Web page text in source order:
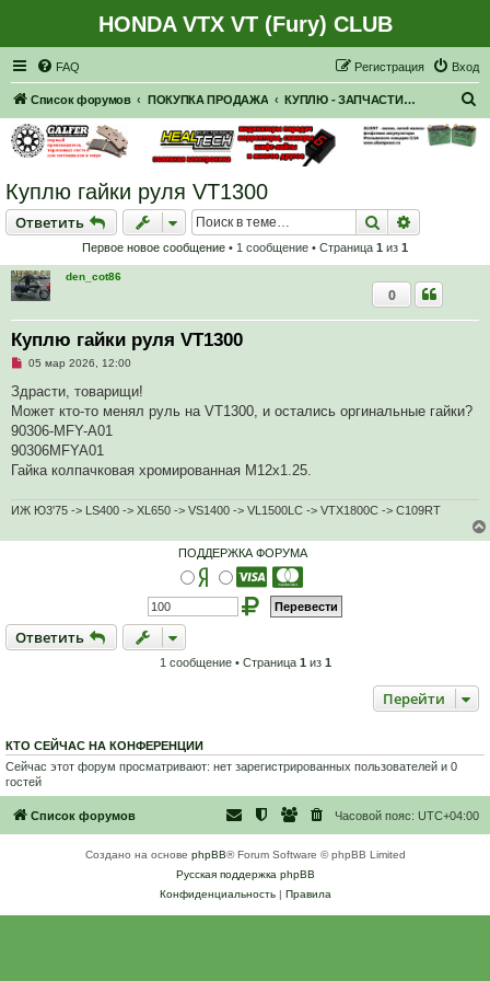
HONDA VTX VT (Fury) CLUB
FAQ Вход
Регистрация
Список форумов ПОКУПКА ПРОДАЖА КУПЛЮ - ЗАПЧАСТИ, НАВЕСНОЕ
Куплю гайки руля VT1300
Ответить
Ответить Поиск
Первое новое сообщение • 1 сообщение • Страница 1 из 1
den_cot86
Куплю гайки руля VT1300
0
Н
п
р
о
ч
т
а
о
и
е
05 мар 2026, 12:00
Здрасти, товарищи!
Может кто-то менял руль на VT1300, и остались оргинальные гайки?
90306-MFY-A01
90306MFYA01
Гайка колпачковая хромированная М12х1.25.
ИЖ Ю3'75 -> LS400 -> XL650 -> VS1400 -> VL1500LC -> VTX1800C -> C109RT
ПОДДЕРЖКА ФОРУМА
Ответить
Ответить
1 сообщение • Страница 1 из 1
Перейти
КТО СЕЙЧАС НА КОНФЕРЕНЦИИ
Сейчас этот форум просматривают: нет зарегистрированных пользователей и 0
гостей
Список форумов Часовой пояс: UTC+04:00
Создано на основе phpBB® Forum Software © phpBB Limited
Русская поддержка phpBB
Конфиденциальность| Правила